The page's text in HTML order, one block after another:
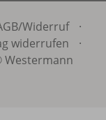
Widerruf
·
widerrufen
·
Westermann